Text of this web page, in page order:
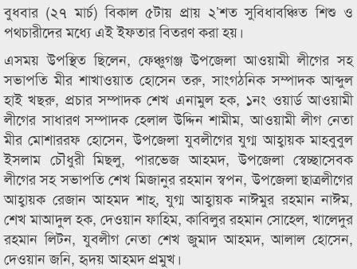
বুধবার (২৭ মার্চ) বিকাল ৫টায় প্রায় ২’শত সুবিধাবঞ্চিত শিশু ও
পথচারীদের মধ্যে এই ইফতার বিতরণ করা হয়।
এসময় উপস্থিত ছিলেন, ফেঞ্চুগঞ্জ উপজেলা আওয়ামী লীগের সহ
সভাপতি মীর শাখাওয়াত হোসেন তরু, সাংগঠনিক সম্পাদক আব্দুল
হাই খছরু, প্রচার সম্পাদক শেখ এনামুল হক, ১নং ওয়ার্ড আওয়ামী
লীগের সাধারণ সম্পাদক হেলাল উদ্দিন শামীম, আওয়ামী লীগ নেতা
মীর মোশাররফ হোসেন, উপজেলা যুবলীগের যুগ্ম আহ্বায়ক মাহবুবুল
ইসলাম চৌধুরী মিছলু, পারভেজ আহমদ, উপজেলা স্বেচ্ছাসেবক
লীগের সহ সভাপতি শেখ মিজানুর রহমান স্বপন, উপজেলা ছাত্রলীগের
আহ্বায়ক রেজান আহমদ শাহ্, যুগ্ম আহ্বায়ক নাঈমুর রহমান নাঈম,
শেখ মাআদুল হক, দেওয়ান ফাহিম, কাবিলুর রহমান সোহেল, খালেদুর
রহমান লিটন, যুবলীগ নেতা শেখ জুমাদ আহমদ, আলাল হোসেন,
দেওয়ান জনি, হৃদয় আহমদ প্রমুখ।